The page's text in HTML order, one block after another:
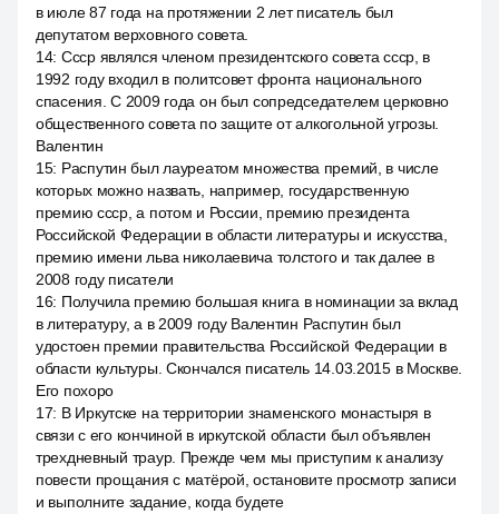
в июле 87 года на протяжении 2 лет писатель был
депутатом верховного совета.
14: Ссср являлся членом президентского совета ссср, в
1992 году входил в политсовет фронта национального
спасения. С 2009 года он был сопредседателем церковно
общественного совета по защите от алкогольной угрозы.
Валентин
15: Распутин был лауреатом множества премий, в числе
которых можно назвать, например, государственную
премию ссср, а потом и России, премию президента
Российской Федерации в области литературы и искусства,
премию имени льва николаевича толстого и так далее в
2008 году писатели
16: Получила премию большая книга в номинации за вклад
в литературу, а в 2009 году Валентин Распутин был
удостоен премии правительства Российской Федерации в
области культуры. Скончался писатель 14.03.2015 в Москве.
Его похоро
17: В Иркутске на территории знаменского монастыря в
связи с его кончиной в иркутской области был объявлен
трехдневный траур. Прежде чем мы приступим к анализу
повести прощания с матёрой, остановите просмотр записи
и выполните задание, когда будете